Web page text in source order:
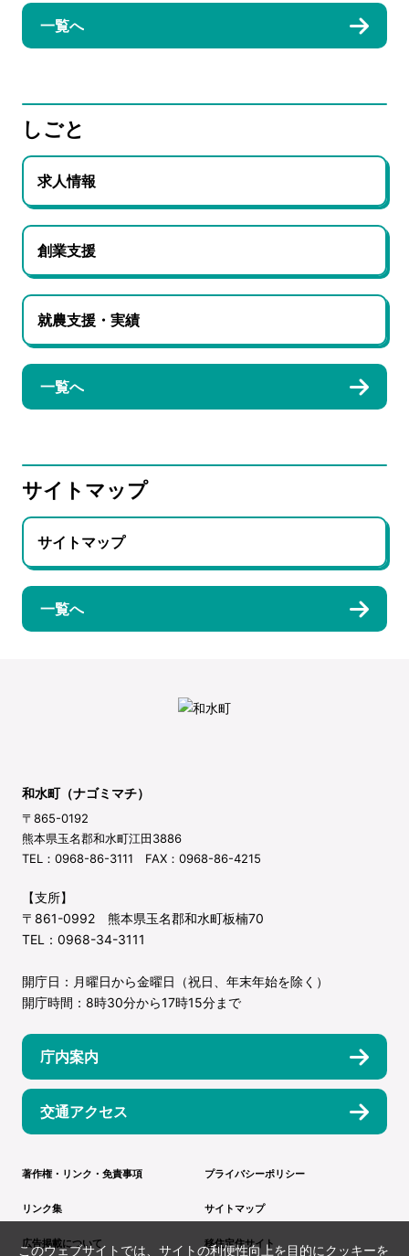
一覧へ
しごと
求人情報
創業支援
就農支援・実績
一覧へ
サイトマップ
サイトマップ
一覧へ
和水町（ナゴミマチ）
〒865-0192
熊本県玉名郡和水町江田3886
TEL：0968-86-3111 FAX：0968-86-4215
【支所】
〒861-0992 熊本県玉名郡和水町板楠70
TEL：0968-34-3111
開庁日：月曜日から金曜日（祝日、年末年始を除く）
開庁時間：8時30分から17時15分まで
庁内案内
交通アクセス
著作権・リンク・免責事項 プライバシーポリシー
リンク集 サイトマップ
広告掲載について 移住定住サイト
このウェブサイトでは、サイトの利便性向上を目的にクッキーを